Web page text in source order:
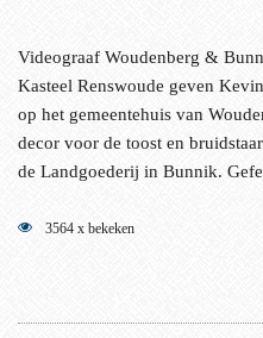
Videograaf Woudenberg &
Kasteel Renswoude geven
op het gemeentehuis van
decor voor de toost en
de Landgoederij in Bunnik.
3564 x bekeken